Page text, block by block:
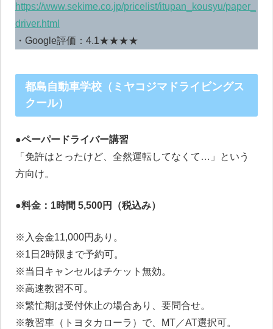
https://www.sekime.co.jp/pricelist/itupan_kousyu/paper_
driver.html
・Google評価：4.1★★★★
都島自動車学校（ミヤコジマドライビングス
クール）
●ペーパードライバー講習
「免許はとったけど、全然運転してなくて…」という
方向け。
●料金：1時間 5,500円（税込み）
※入会金11,000円あり。
※1日2時限まで予約可。
※当日キャンセルはチケット無効。
※高速教習不可。
※繁忙期は受付休止の場合あり、要問合せ。
※教習車（トヨタカローラ）で、MT／AT選択可。